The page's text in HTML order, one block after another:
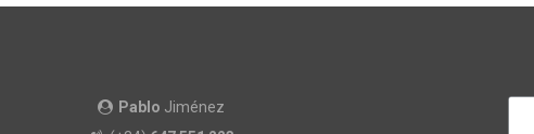
Pablo Jiménez